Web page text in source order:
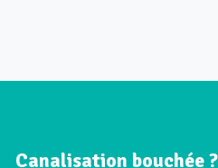
Canalisation bouchée